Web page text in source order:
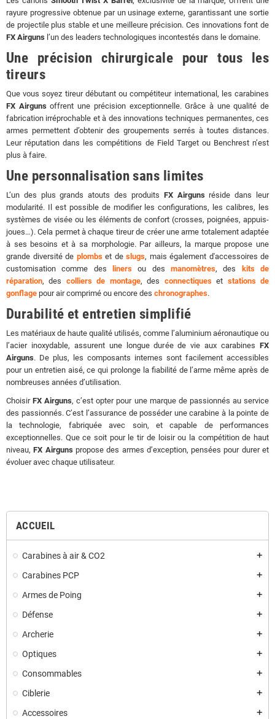
ACCUEIL
Carabines à air & CO2 add
Carabines PCP add
Armes de Poing add
Défense add
Archerie add
Optiques add
Consommables add
Ciblerie add
Accessoires add
rayure progressive obtenue par un usinage externe, garantissant une sortie
de projectile plus stable et une meilleure précision. Ces innovations font de
FX Airguns l’un des leaders technologiques incontestés dans le domaine.
Une précision chirurgicale pour tous les
tireurs
Que vous soyez tireur débutant ou compétiteur international, les carabines
FX Airgunsoffrent une précision exceptionnelle. Grâce à une qualité de
fabrication irréprochable et à des innovations techniques permanentes, ces
armes permettent d’obtenir des groupements serrés à toutes distances.
Leur réputation dans les compétitions de Field Target ou Benchrest n’est
plus à faire.
Une personnalisation sans limites
L’un des plus grands atouts des produits FX Airgunsréside dans leur
modularité. Il est possible de modifier les configurations, les calibres, les
systèmes de visée ou les éléments de confort (crosses, poignées, appuis-
joues…). Cela permet à chaque tireur de créer une arme totalement adaptée
à ses besoins et à sa morphologie. Par ailleurs, la marque propose une
grande diversité de plombset de slugs, mais également d'accessoires de
customisation comme des
liners ou des manomètres, des
kits de
réparation, des colliers de montage, des connectiques et stations de
gonflage pour air comprimé ou encore des chronographes.
Durabilité et entretien simplifié
Les matériaux de haute qualité utilisés, comme l’aluminium aéronautique ou
l’acier inoxydable, assurent une longue durée de vie aux carabines FX
Airguns. De plus, les composants internes sont facilement accessibles
pour un entretien aisé, ce qui prolonge la fiabilité de l’arme même après de
nombreuses années d’utilisation.
ChoisirFX Airguns, c’est opter pour une marque de passionnés au service
des passionnés. C’est l’assurance de posséder une carabine à la pointe de
la technologie, fabriquée avec soin, et capable de performances
exceptionnelles. Que ce soit pour le tir de loisir ou la compétition de haut
niveau,FX Airgunspropose des armes d’exception, pensées pour durer et
évoluer avec chaque utilisateur.